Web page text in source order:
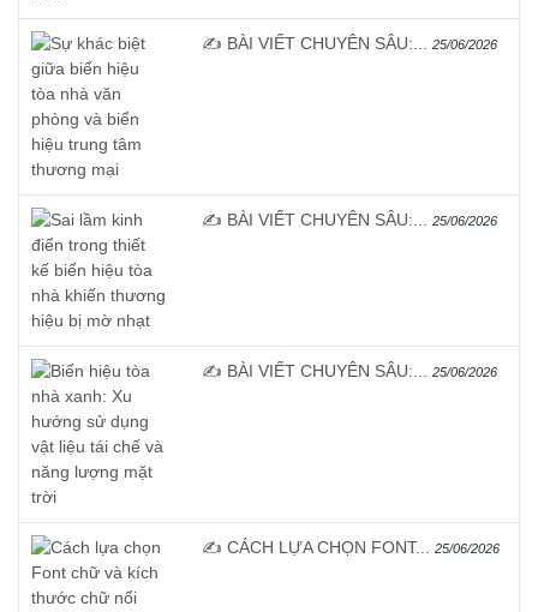
✍️ BÀI VIẾT CHUYÊN SÂU:... 25/06/2026
✍️ BÀI VIẾT CHUYÊN SÂU:... 25/06/2026
✍️ BÀI VIẾT CHUYÊN SÂU:... 25/06/2026
✍️ CÁCH LỰA CHỌN FONT... 25/06/2026